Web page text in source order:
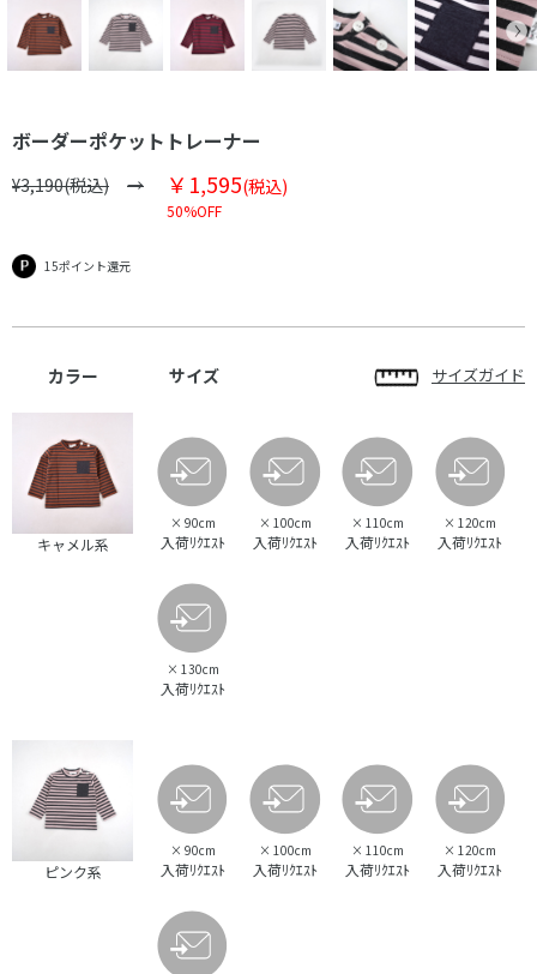
ボーダーポケットトレーナー
¥3,190(税込) ￥1,595(税込)
50%OFF
15ポイント還元
カラー サイズ サイズガイド
キャメル系
× 90cm
入荷ﾘｸｴｽﾄ
× 100cm
入荷ﾘｸｴｽﾄ
× 110cm
入荷ﾘｸｴｽﾄ
× 120cm
入荷ﾘｸｴｽﾄ
× 130cm
入荷ﾘｸｴｽﾄ
ピンク系
× 90cm
入荷ﾘｸｴｽﾄ
× 100cm
入荷ﾘｸｴｽﾄ
× 110cm
入荷ﾘｸｴｽﾄ
× 120cm
入荷ﾘｸｴｽﾄ